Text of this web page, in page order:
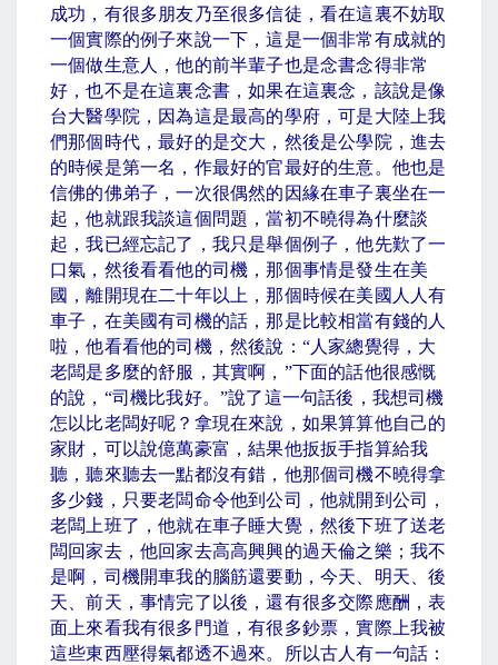
成功，有很多朋友乃至很多信徒，看在這裏不妨取
一個實際的例子來說一下，這是一個非常有成就的
一個做生意人，他的前半輩子也是念書念得非常
好，也不是在這裏念書，如果在這裏念，該說是像
台大醫學院，因為這是最高的學府，可是大陸上我
們那個時代，最好的是交大，然後是公學院，進去
的時候是第一名，作最好的官最好的生意。他也是
信佛的佛弟子，一次很偶然的因緣在車子裏坐在一
起，他就跟我談這個問題，當初不曉得為什麼談
起，我已經忘記了，我只是舉個例子，他先歎了一
口氣，然後看看他的司機，那個事情是發生在美
國，離開現在二十年以上，那個時候在美國人人有
車子，在美國有司機的話，那是比較相當有錢的人
啦，他看看他的司機，然後說： “人家總覺得，大
老闆是多麼的舒服，其實啊， ”下面的話他很感慨
的說， “司機比我好。”說了這一句話後，我想司機
怎以比老闆好呢？拿現在來說，如果算算他自己的
家財，可以說億萬豪富，結果他扳扳手指算給我
聽，聽來聽去一點都沒有錯，他那個司機不曉得拿
多少錢，只要老闆命令他到公司，他就開到公司，
老闆上班了，他就在車子睡大覺，然後下班了送老
闆回家去，他回家去高高興興的過天倫之樂；我不
是啊，司機開車我的腦筋還要動，今天、明天、後
天、前天，事情完了以後，還有很多交際應酬，表
面上來看我有很多門道，有很多鈔票，實際上我被
這些東西壓得氣都透不過來。所以古人有一句話：